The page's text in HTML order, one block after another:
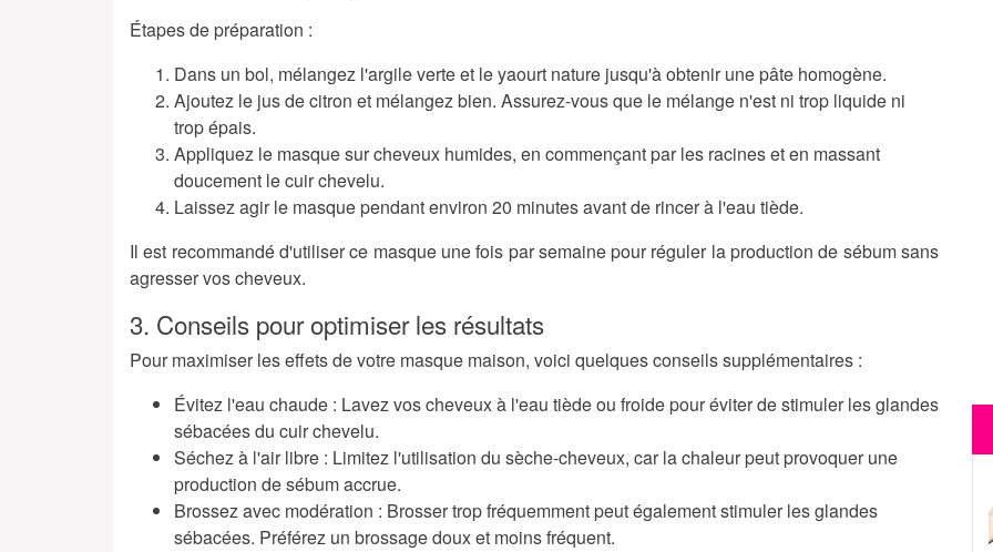
Étapes de préparation :
Dans un bol, mélangez l'argile verte et le yaourt nature jusqu'à obtenir une pâte homogène.
Ajoutez le jus de citron et mélangez bien. Assurez-vous que le mélange n'est ni trop liquide ni
trop épais.
Appliquez le masque sur cheveux humides, en commençant par les racines et en massant
doucement le cuir chevelu.
Laissez agir le masque pendant environ 20 minutes avant de rincer à l'eau tiède.
Il est recommandé d'utiliser ce masque une fois par semaine pour réguler la production de sébum sans
agresser vos cheveux.
3. Conseils pour optimiser les résultats
Pour maximiser les effets de votre masque maison, voici quelques conseils supplémentaires :
Évitez l'eau chaude : Lavez vos cheveux à l'eau tiède ou froide pour éviter de stimuler les glandes
sébacées du cuir chevelu.
Séchez à l'air libre : Limitez l'utilisation du sèche-cheveux, car la chaleur peut provoquer une
production de sébum accrue.
Brossez avec modération : Brosser trop fréquemment peut également stimuler les glandes
sébacées. Préférez un brossage doux et moins fréquent.